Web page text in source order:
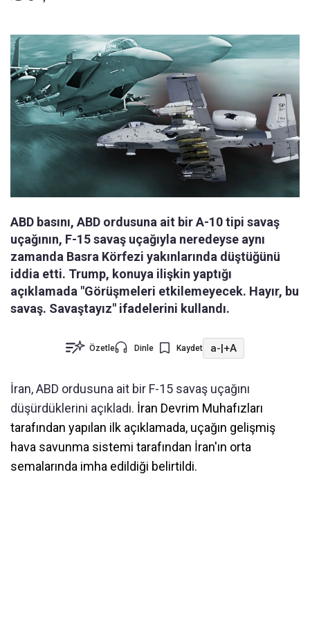
ABD basını, ABD ordusuna ait bir A-10 tipi savaş
uçağının, F-15 savaş uçağıyla neredeyse aynı
zamanda Basra Körfezi yakınlarında düştüğünü
iddia etti. Trump, konuya ilişkin yaptığı
açıklamada "Görüşmeleri etkilemeyecek. Hayır, bu
savaş. Savaştayız" ifadelerini kullandı.
Özetle Dinle Kaydet a-|+A
İran, ABD ordusuna ait bir F-15 savaş uçağını
düşürdüklerini açıkladı. İran Devrim Muhafızları
tarafından yapılan ilk açıklamada, uçağın gelişmiş
hava savunma sistemi tarafından İran'ın orta
semalarında imha edildiği belirtildi.